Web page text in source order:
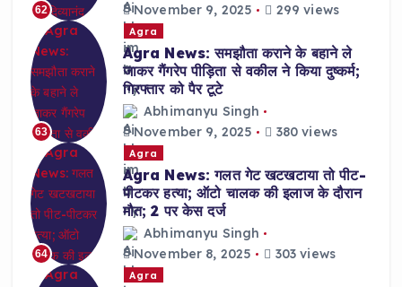
62
November 9, 2025
299 views
63
Agra
Agra News: समझौता कराने के बहाने ले
जाकर गैंगरेप पीड़िता से वकील ने किया दुष्कर्म;
गिरफ्तार को पैर टूटे
Abhimanyu Singh
November 9, 2025
380 views
64
Agra
Agra News: गलत गेट खटखटाया तो पीट-
पीटकर हत्या; ऑटो चालक की इलाज के दौरान
मौत; 2 पर केस दर्ज
Abhimanyu Singh
November 8, 2025
303 views
Agra